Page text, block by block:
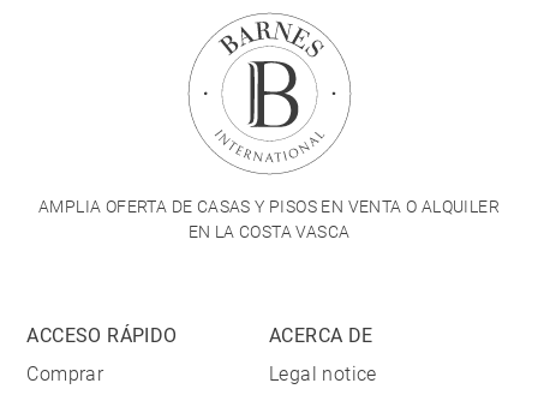
AMPLIA OFERTA DE CASAS Y PISOS EN VENTA O ALQUILER
EN LA COSTA VASCA
ACCESO RÁPIDO
Comprar
ACERCA DE
Legal notice